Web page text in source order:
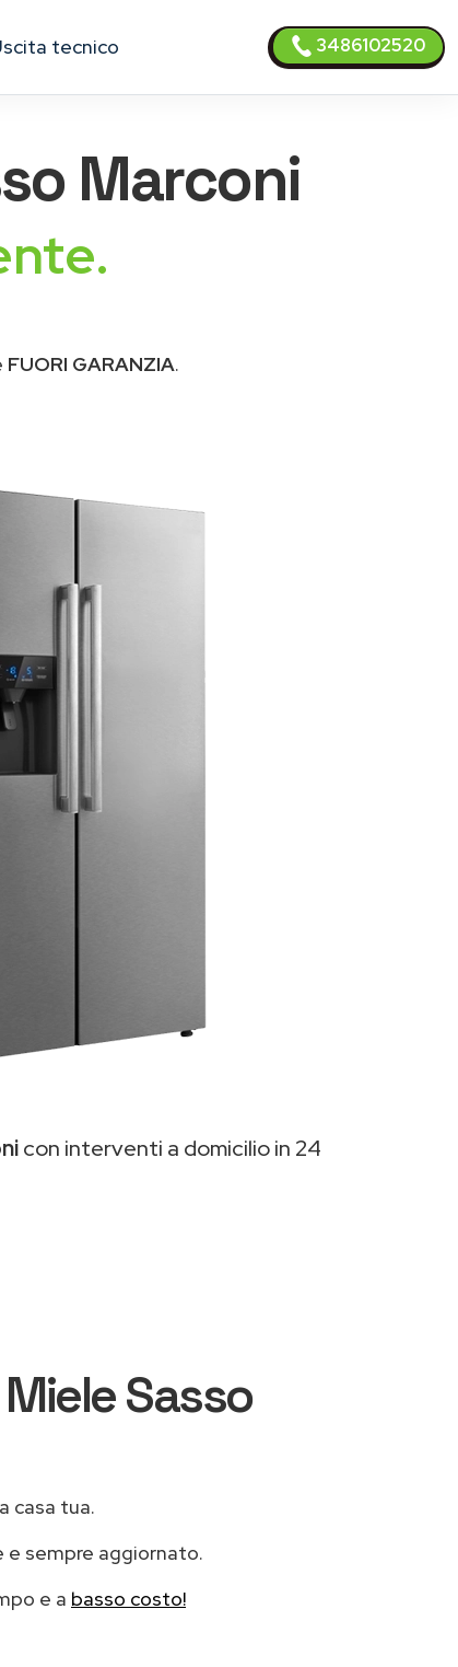
uscita tecnico 3486102520
Marconi
FUORI GARANZIA.
con interventi a domicilio in 24
Sasso
casa tua.
e sempre aggiornato.
e a basso costo!